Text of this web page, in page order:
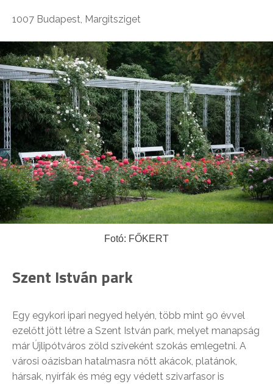
1007 Budapest, Margitsziget
Fotó: FŐKERT
Szent István park
Egy egykori ipari negyed helyén, több mint 90 évvel
ezelőtt jött létre a Szent István park, melyet manapság
már Újlipótváros zöld szíveként szokás emlegetni. A
városi oázisban hatalmasra nőtt akácok, platánok,
hársak, nyírfák és még egy védett szivarfasor is